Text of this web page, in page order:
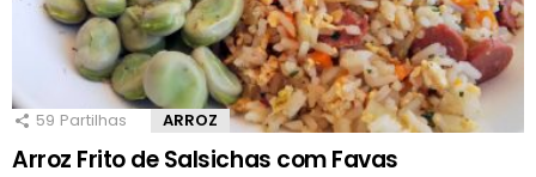
59 Partilhas ARROZ
Arroz Frito de Salsichas com Favas